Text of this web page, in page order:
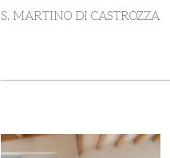
S. MARTINO DI CASTROZZA